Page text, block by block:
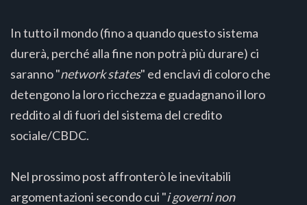
In tutto il mondo (fino a quando questo sistema
durerà, perché alla fine non potrà più durare) ci
saranno "network states" ed enclavi di coloro che
detengono la loro ricchezza e guadagnano il loro
reddito al di fuori del sistema del credito
sociale/CBDC.
Nel prossimo post affronterò le inevitabili
argomentazioni secondo cui "i governi non